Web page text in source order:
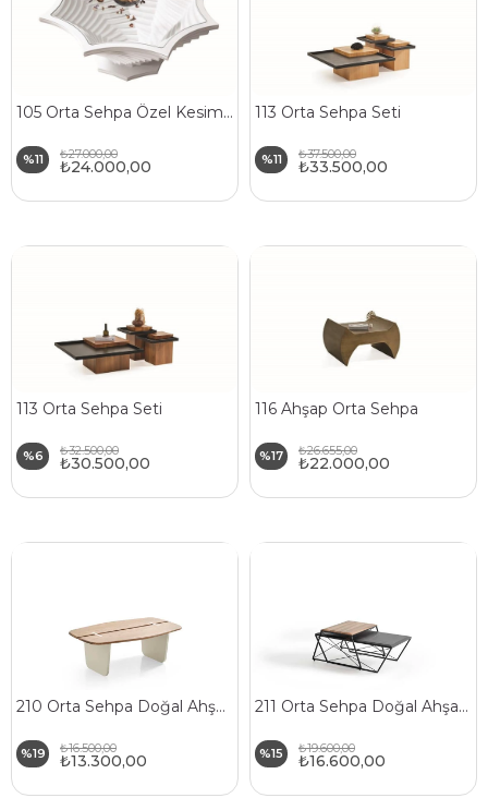
105 Orta Sehpa Özel Kesim Doğal Ahşap Gövde Cam Üst Tabla
%11 ₺24.000,00
₺27.000,00
113 Orta Sehpa Seti
%11 ₺33.500,00
₺37.500,00
113 Orta Sehpa Seti
%6 ₺30.500,00
₺32.500,00
116 Ahşap Orta Sehpa
%17 ₺22.000,00
₺26.655,00
210 Orta Sehpa Doğal Ahşap Gövde Ahşap Ayaklı
%19 ₺13.300,00
₺16.500,00
211 Orta Sehpa Doğal Ahşap Gövde Metal Ayaklı
%15 ₺16.600,00
₺19.600,00